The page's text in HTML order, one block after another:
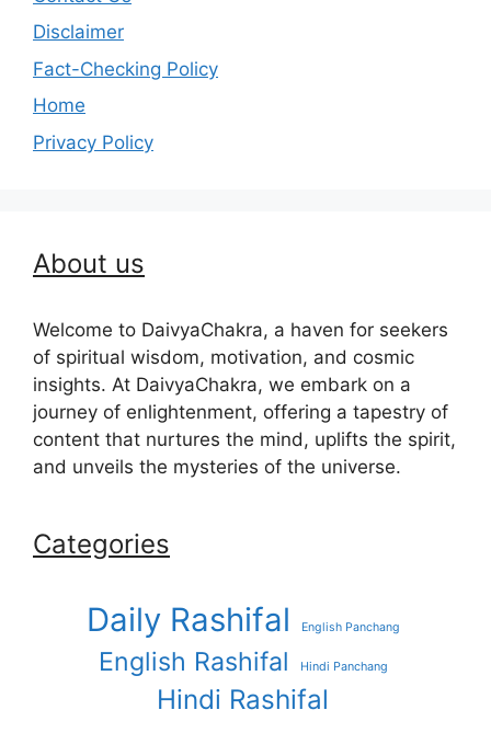
Disclaimer
Fact-Checking Policy
Home
Privacy Policy
About us
Welcome to DaivyaChakra, a haven for seekers
of spiritual wisdom, motivation, and cosmic
insights. At DaivyaChakra, we embark on a
journey of enlightenment, offering a tapestry of
content that nurtures the mind, uplifts the spirit,
and unveils the mysteries of the universe.
Categories
Daily Rashifal English Panchang
English Rashifal Hindi Panchang
Hindi Rashifal